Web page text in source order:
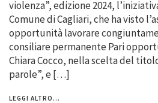
violenza”, edizione 2024,
Comune di Cagliari, che ha visto
opportunità lavorare
consiliare permanente Pari
Chiara Cocco, nella scelta del
parole”, e […]
LEGGI ALTRO...